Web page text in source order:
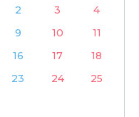
2 3
4
9 10
11
16 17
18
23 24
25